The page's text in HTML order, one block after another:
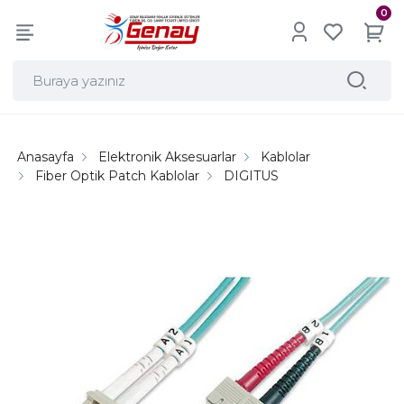
0
Anasayfa Elektronik Aksesuarlar
Kablolar
Fiber Optik Patch Kablolar
DIGITUS